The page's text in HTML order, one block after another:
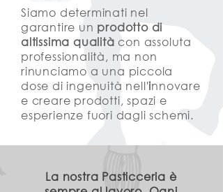
Siamo determinati nel
garantire un prodotto di
altissima qualità con assoluta
professionalità, ma non
rinunciamo a una piccola
dose di ingenuità nell'innovare
e creare prodotti, spazi e
esperienze fuori dagli schemi.
La nostra Pasticceria è